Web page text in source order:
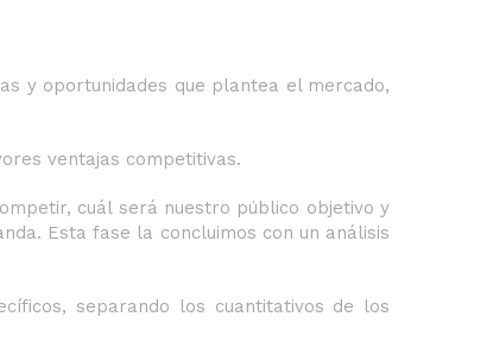
y oportunidades que plantea el mercado,
ventajas competitivas.
cuál será nuestro público objetivo y
Esta fase la concluimos con un análisis
separando los cuantitativos de los